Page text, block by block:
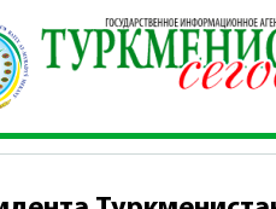
\ Указ Президента